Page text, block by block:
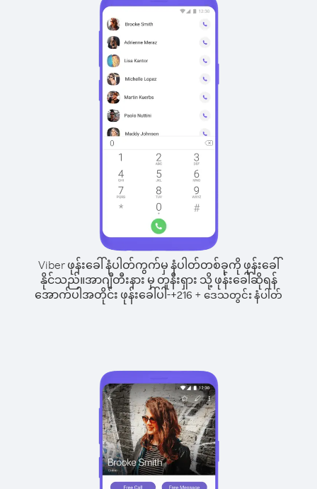
Viber ဖုန်းခေါ်နံပါတ်ကွက်မှ နံပါတ်တစ်ခုကို ဖုန်းခေါ်
နိုင်သည်။အာဂျီတီးနား မှ တူနီးရှား သို့ ဖုန်းခေါ်ဆိုရန်
အောက်ပါအတိုင်း ဖုန်းခေါ်ပါ-+216 + ဒေသတွင်း နံပါတ်